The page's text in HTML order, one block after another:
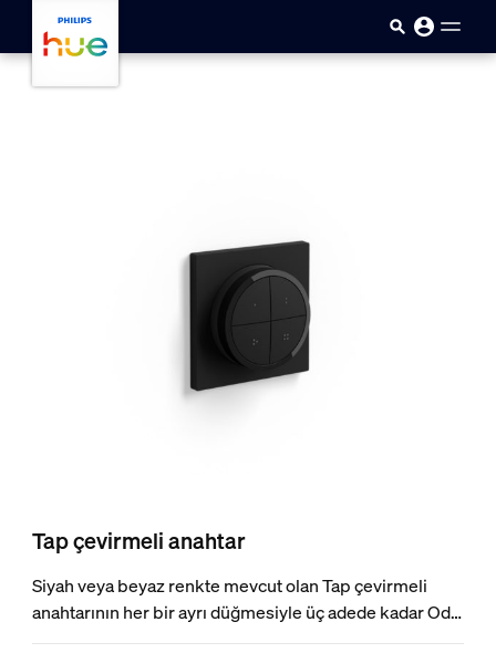
Tap çevirmeli anahtar
Siyah veya beyaz renkte mevcut olan Tap çevirmeli
anahtarının her bir ayrı düğmesiyle üç adede kadar Oda
veya bir Bölgeyi kontrol edin. Işıkları kısmak ve